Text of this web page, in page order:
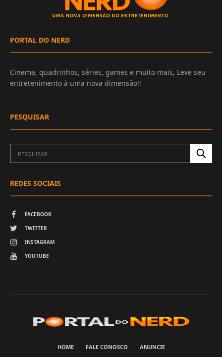
PORTAL DO NERD
Cinema, quadrinhos, séries, games e muito mais, Leve seu
entretenimento à uma nova dimensão!!
PESQUISAR
REDES SOCIAIS
FACEBOOK
TWITTER
INSTAGRAM
YOUTUBE
HOME FALE CONOSCO ANUNCIE